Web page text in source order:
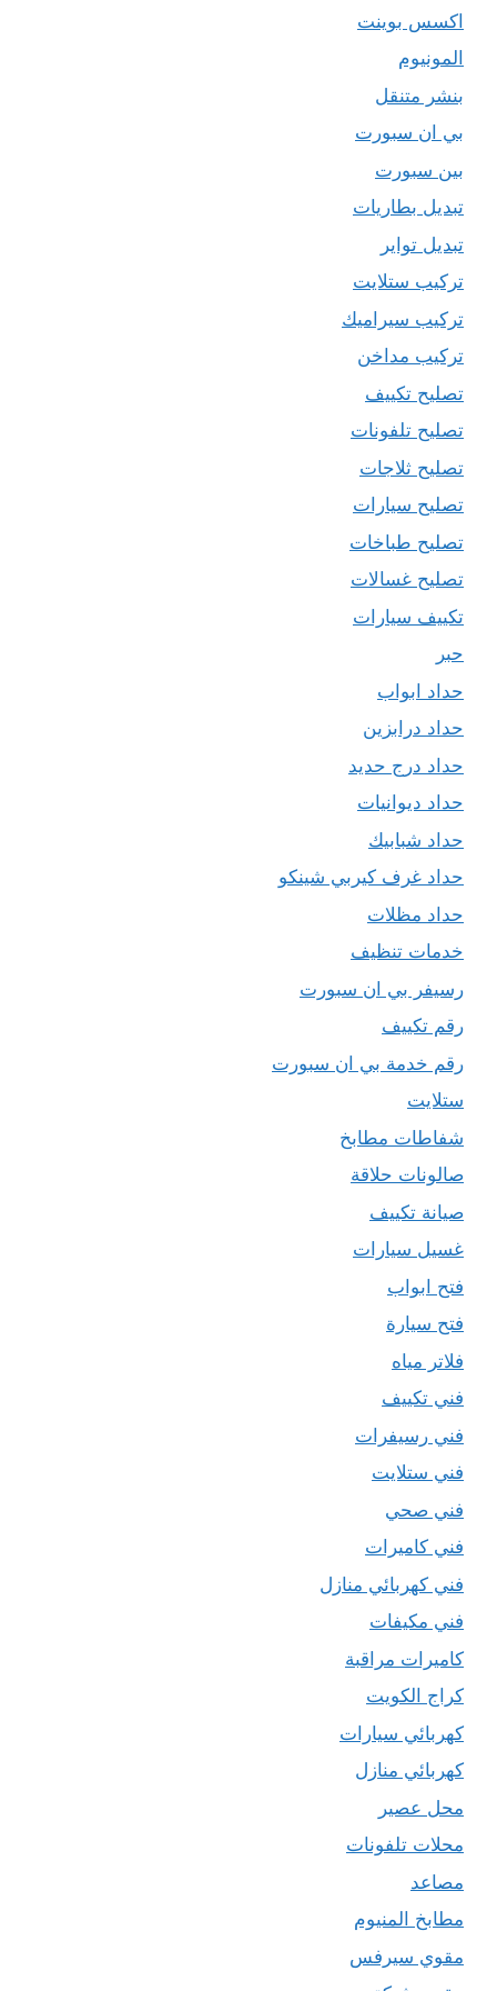
اكسس بوينت
المونيوم
بنشر متنقل
بي ان سبورت
بين سبورت
تبديل بطاريات
تبديل تواير
تركيب ستلايت
تركيب سيراميك
تركيب مداخن
تصليح تكييف
تصليح تلفونات
تصليح ثلاجات
تصليح سيارات
تصليح طباخات
تصليح غسالات
تكييف سيارات
حبر
حداد ابواب
حداد درابزين
حداد درج حديد
حداد ديوانيات
حداد شبابيك
حداد غرف كيربي شينكو
حداد مظلات
خدمات تنظيف
رسيفر بي ان سبورت
رقم تكييف
رقم خدمة بي ان سبورت
ستلايت
شفاطات مطابخ
صالونات حلاقة
صيانة تكييف
غسيل سيارات
فتح ابواب
فتح سيارة
فلاتر مياه
فني تكييف
فني رسيفرات
فني ستلايت
فني صحي
فني كاميرات
فني كهربائي منازل
فني مكيفات
كاميرات مراقبة
كراج الكويت
كهربائي سيارات
كهربائي منازل
محل عصير
محلات تلفونات
مصاعد
مطابخ المنيوم
مقوي سيرفس